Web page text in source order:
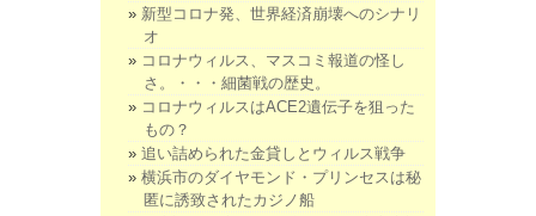
新型コロナ発、世界経済崩壊へのシナリ
オ
コロナウィルス、マスコミ報道の怪し
さ。・・・細菌戦の歴史。
コロナウィルスはACE2遺伝子を狙った
もの？
追い詰められた金貸しとウィルス戦争
横浜市のダイヤモンド・プリンセスは秘
匿に誘致されたカジノ船